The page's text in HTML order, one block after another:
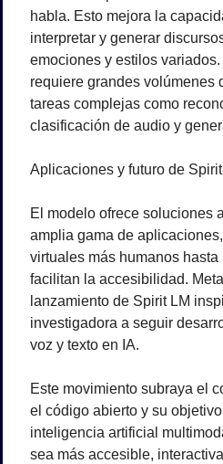
habla. Esto mejora la
interpretar y generar
emociones y estilos
requiere grandes volúmenes
tareas complejas como
clasificación de audio y
Aplicaciones y futuro de
El modelo ofrece soluciones
amplia gama de
virtuales más humanos
facilitan la accesibilidad.
lanzamiento de Spirit LM
investigadora a seguir
voz y texto en IA.
Este movimiento subraya el
el código abierto y su
inteligencia artificial
sea más accesible,